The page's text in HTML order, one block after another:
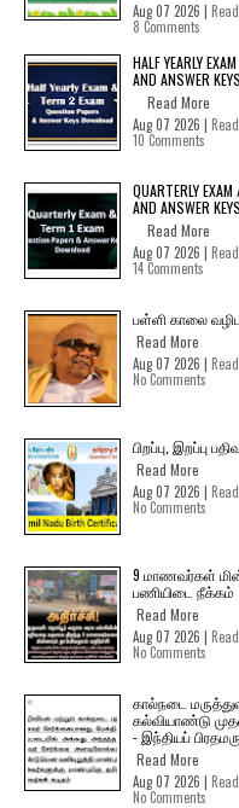
Aug 07 2026 |
8 Comments
HALF YEARLY
AND ANSWER
Read More
Aug 07 2026 |
10 Comments
QUARTERLY
AND ANSWER
Read More
Aug 07 2026 |
14 Comments
பள்ளி காலை
Read More
Aug 07 2026 |
No Comments
பிறப்பு, இறப்பு
Read More
Aug 07 2026 |
No Comments
9 மாணவர்கள்
பணியிடை நீக்கம்
Read More
Aug 07 2026 |
No Comments
கால்நடை
கல்வியாண்டு
- இந்தியப்
Read More
Aug 07 2026 |
No Comments